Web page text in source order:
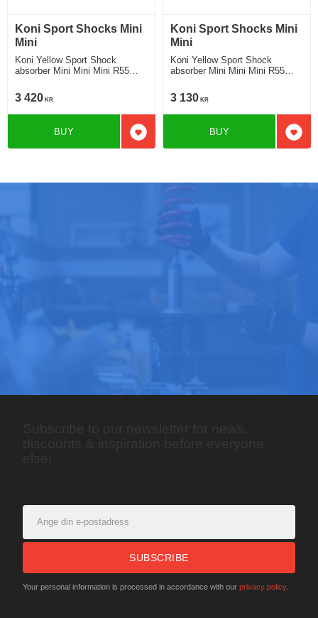
Koni Sport Shocks Mini
Mini
Koni Yellow Sport Shock
absorber Mini Mini Mini R55
Cooper, Cooper S-D & JCW
including Clubman Roadster
2005-2013 Location left front
3 420 KR
Add to favorites
BUY
Koni Sport Shocks Mini
Mini
Koni Yellow Sport Shock
absorber Mini Mini Mini R55
Cooper, Cooper S-D & JCW
including Clubman Roadster
2005-2013 Locaton left rear
3 130 KR
Add
BUY
SUBSCRIBE
Your personal information is processed in accordance with our privacy policy.